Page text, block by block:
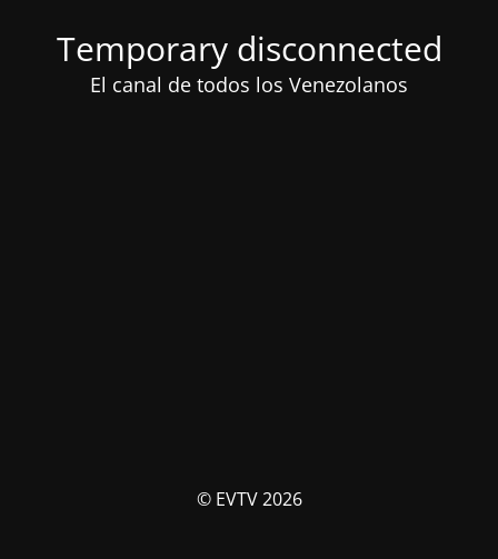
Temporary disconnected
El canal de todos los Venezolanos
© EVTV 2026